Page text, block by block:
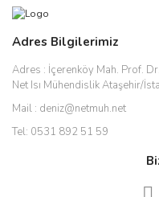
Adres Bilgilerimiz
Adres : İçerenköy Mah. Prof.
Net Isı Mühendislik Ataşehir/
Mail : deniz@netmuh.net
Tel: 0531 892 51 59